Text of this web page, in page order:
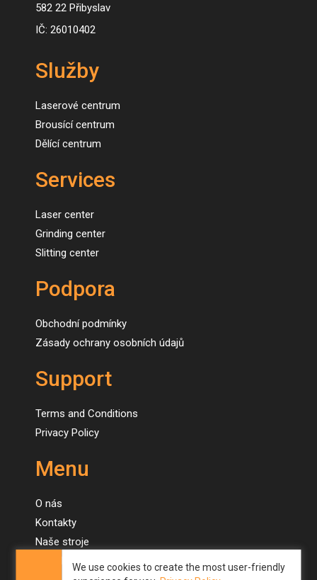
We use cookies to create the most user-friendly
582 22 Přibyslav
IČ: 26010402
Služby
Laserové centrum
Brousící centrum
Dělící centrum
Services
Laser center
Grinding center
Slitting center
Podpora
Obchodní podmínky
Zásady ochrany osobních údajů
Support
Terms and Conditions
Privacy Policy
Menu
O nás
Kontakty
Naše stroje